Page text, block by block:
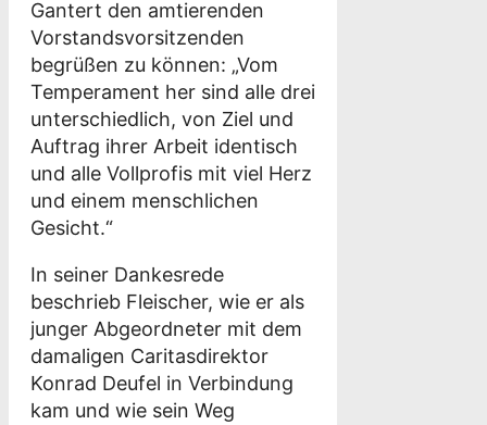
Gantert den amtierenden
Vorstandsvorsitzenden
begrüßen zu können: „Vom
Temperament her sind alle drei
unterschiedlich, von Ziel und
Auftrag ihrer Arbeit identisch
und alle Vollprofis mit viel Herz
und einem menschlichen
Gesicht.“
In seiner Dankesrede
beschrieb Fleischer, wie er als
junger Abgeordneter mit dem
damaligen Caritasdirektor
Konrad Deufel in Verbindung
kam und wie sein Weg